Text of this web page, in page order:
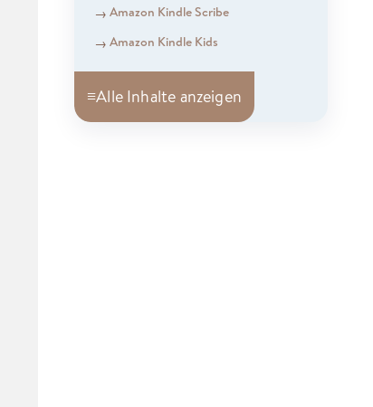
Amazon Kindle Scribe
Amazon Kindle Kids
≡Alle Inhalte anzeigen